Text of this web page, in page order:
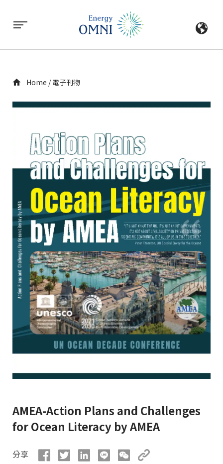
Home 電子刊物
AMEA-Action Plans and Challenges
for Ocean Literacy by AMEA
分享